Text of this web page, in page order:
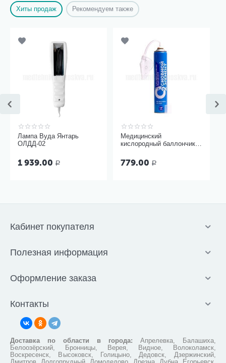
Хиты продаж Рекомендуем также
Лампа Вуда Янтарь
ОЛДД-02
1 939.00 Р
Медицинский
кислородный баллончик
литров с мягкой маской
779.00 Р
Кабинет покупателя
Полезная информация
Оформление заказа
Контакты
Доставка по области в города: Апрелевка, Балашиха,
Белоозёрский, Бронницы, Верея, Видное, Волоколамск,
Воскресенск, Высоковск, Голицыно, Дедовск, Дзержинский,